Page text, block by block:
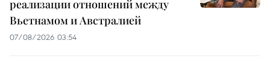
реализации отношений между
Вьетнамом и Австралией
07/08/2026 03:54